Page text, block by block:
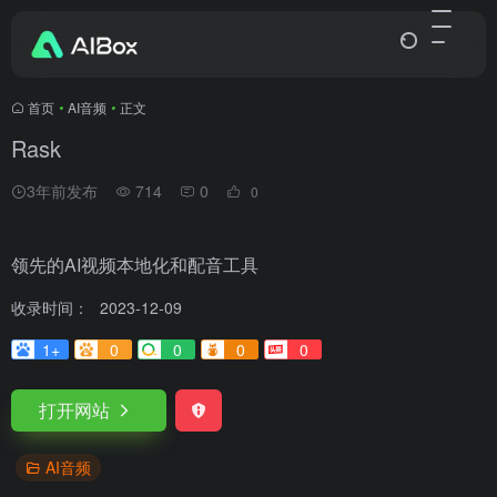
首页 • AI音频 • 正文
Rask
3年前发布 714 0 0
领先的AI视频本地化和配音工具
收录时间：
2023-12-09
1+
0 0 0 0
打开网站
AI音频